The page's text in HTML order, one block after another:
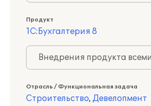
Продукт
1С:Бухгалтерия 8
Внедрения продукта
Отрасль / Функциональная задача
Строительство, Девелопмент